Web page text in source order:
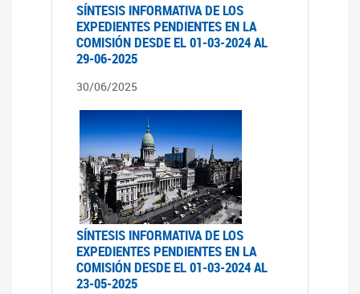
SÍNTESIS INFORMATIVA DE LOS
EXPEDIENTES PENDIENTES EN LA
COMISIÓN DESDE EL 01-03-2024 AL
29-06-2025
30/06/2025
SÍNTESIS INFORMATIVA DE LOS
EXPEDIENTES PENDIENTES EN LA
COMISIÓN DESDE EL 01-03-2024 AL
23-05-2025